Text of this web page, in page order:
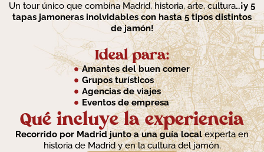
Un tour único que combina Madrid, historia, arte, cultura…¡y 5
tapas jamoneras inolvidables con hasta 5 tipos distintos
de jamón!
Ideal para:
Amantes del buen comer
Grupos turísticos
Agencias de viajes
Eventos de empresa
Qué incluye la experiencia
Recorrido por Madrid junto a una guía localexperta en
historia de Madrid y en la cultura del jamón.